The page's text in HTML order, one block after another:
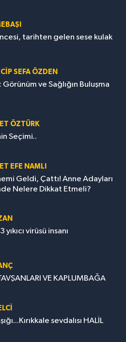
tarihten gelen sese kulak
SEFA ÖZDEN
Görünüm ve Sağlığın Buluşma
ÖZTÜRK
Seçimi..
EFE NAMLI
Geldi, Çattı! Anne Adayları
Nelere Dikkat Etmeli?
yıkıcı virüsü insanı
VE KAPLUMBAĞA
sevdalısı HALİL